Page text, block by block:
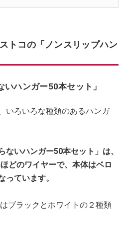
トコの「ノンスリップハン
ハンガー50本セット」
いろいろな種類のあるハンガ
ないハンガー50本セット」は、
どのワイヤーで、本体はベロ
っています。
ブラックとホワイトの２種類